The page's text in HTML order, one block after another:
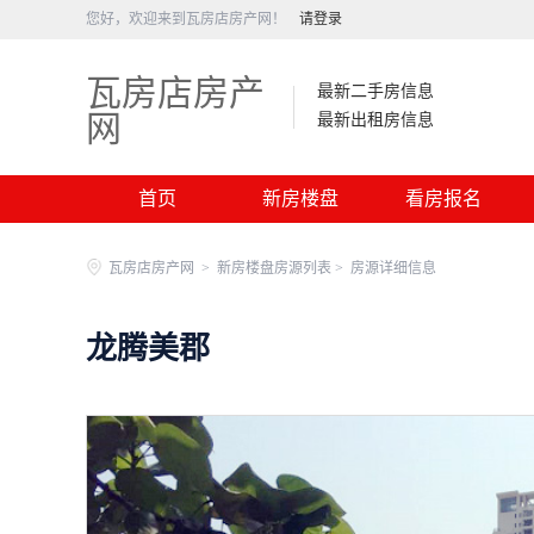
您好，欢迎来到瓦房店房产网！ 请登录
瓦房店房产
网
最新二手房信息
最新出租房信息
首页 新房楼盘 看房报名
瓦房店房产网 > 新房楼盘房源列表 > 房源详细信息
龙腾美郡